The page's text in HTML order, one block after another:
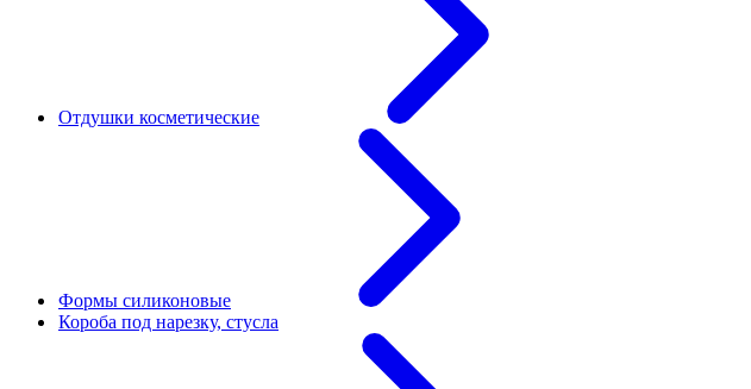
Отдушки косметические
Формы силиконовые
Короба под нарезку, стусла